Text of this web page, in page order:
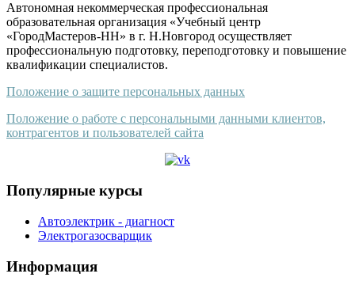
Автономная некоммерческая профессиональная
образовательная организация «Учебный центр
«ГородМастеров-НН» в г. Н.Новгород осуществляет
профессиональную подготовку, переподготовку и повышение
квалификации специалистов.
Положение о защите персональных данных
Положение о работе с персональными данными клиентов,
контрагентов и пользователей сайта
Популярные курсы
Автоэлектрик - диагност
Электрогазосварщик
Информация